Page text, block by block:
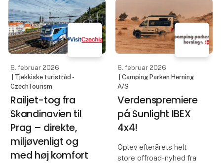
for det danske publikum
på Skandinavi
og kvinder – med
naturen som ramme.
Vores formål er
almennyttigt: at styrke
6. februar 2026
| Tjekkiske turistråd -
CzechTourism
Railjet-tog fra
Skandinavien til
Prag – direkte,
miljøvenligt og
med høj komfort
6. februar 2026
| Camping Parken Herning
A/S
Verdenspremiere
på Sunlight IBEX
4x4!
Oplev efterårets helt
store offroad-nyhed fra